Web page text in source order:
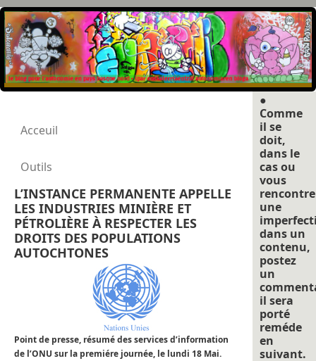
Acceuil
Outils
L’INSTANCE PERMANENTE APPELLE
LES INDUSTRIES MINIÈRE ET
PÉTROLIÈRE À RESPECTER LES
DROITS DES POPULATIONS
AUTOCHTONES
Point de presse, résumé des services d’information
de l’ONU sur la premiére journée, le lundi 18 Mai.
●
Comme
il se
doit,
dans le
cas ou
vous
une
dans un
contenu,
postez
un
il sera
porté
reméde
en
suivant.